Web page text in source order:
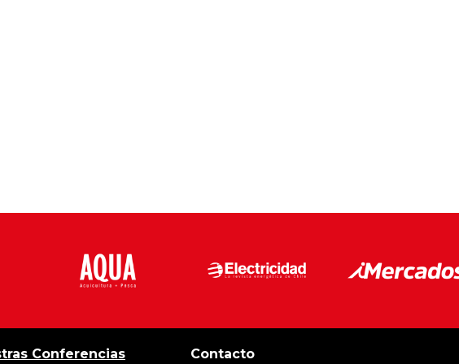
Conferencias Contacto